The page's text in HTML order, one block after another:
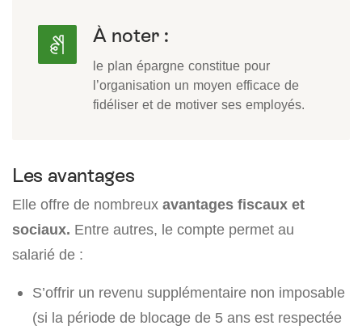
À noter :
le plan épargne constitue pour
l’organisation un moyen efficace de
fidéliser et de motiver ses employés.
Les avantages
Elle offre de nombreux avantages fiscaux et
sociaux. Entre autres, le compte permet au
salarié de :
S’offrir un revenu supplémentaire non imposable
(si la période de blocage de 5 ans est respectée